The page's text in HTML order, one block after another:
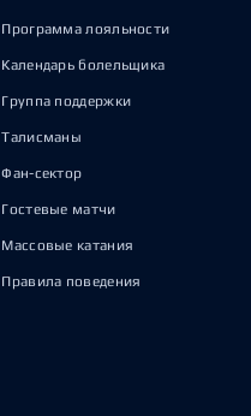
Программа лояльности
Календарь болельщика
Группа поддержки
Талисманы
Фан-сектор
Гостевые матчи
Массовые катания
Правила поведения